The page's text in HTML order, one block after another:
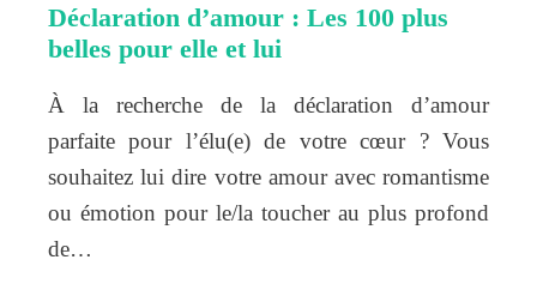
Déclaration d’amour : Les 100 plus
belles pour elle et lui
À la recherche de la déclaration d’amour
parfaite pour l’élu(e) de votre cœur ? Vous
souhaitez lui dire votre amour avec romantisme
ou émotion pour le/la toucher au plus profond
de…